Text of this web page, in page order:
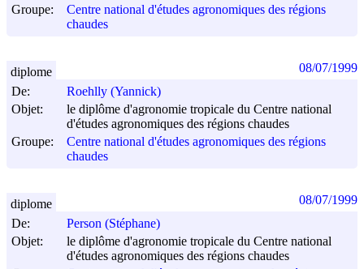
Groupe:
Centre national d'études agronomiques des régions
chaudes
De:
Roehlly (Yannick)
Objet:
le diplôme d'agronomie tropicale du Centre national
d'études agronomiques des régions chaudes
Groupe:
Centre national d'études agronomiques des régions
chaudes
diplome 08/07/1999
De:
Person (Stéphane)
Objet:
le diplôme d'agronomie tropicale du Centre national
d'études agronomiques des régions chaudes
diplome 08/07/1999